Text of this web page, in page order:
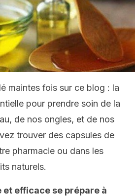
maintes fois sur ce blog : la
pour prendre soin de la
de nos ongles, et de nos
trouver des capsules de
pharmacie ou dans les
naturels.
et efficace se prépare à